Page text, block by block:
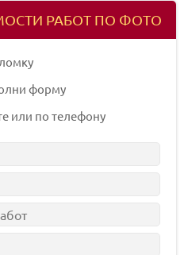
РАБОТ ПО ФОТО
форму
или по телефону